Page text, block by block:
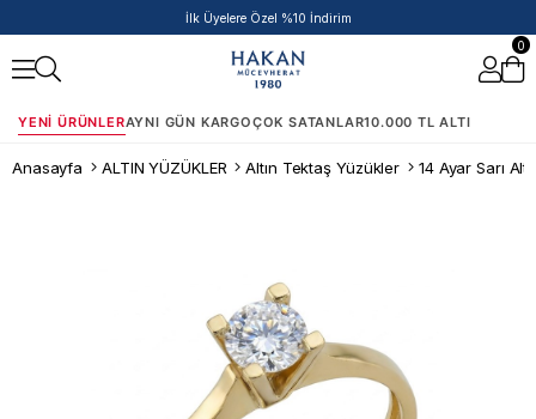
50.000 TL ve Üzeri Siparişlere Ek %5 İndirim Fırsatı!
0
YENI ÜRÜNLERAYNI GÜN KARGOÇOK SATANLAR10.000 TL ALTI
Anasayfa ALTIN YÜZÜKLER Altın Tektaş Yüzükler 14 Ayar Sarı